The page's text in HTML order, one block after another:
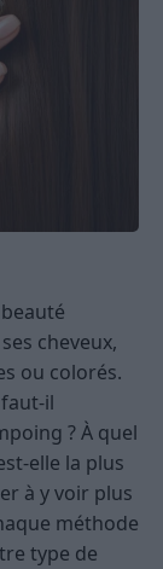
cheveux,
ou colorés.
il
? À quel
elle la plus
à y voir plus
méthode
type de